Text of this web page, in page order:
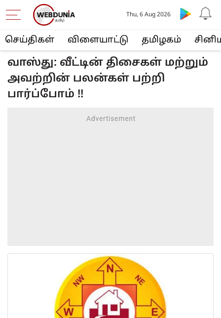
செய்திகள் விளையா‌ட்டு த‌மிழக‌ம்
Thu, 6 Aug 2026
வாஸ்து: வீட்டின் திசைகள் மற்றும்
அவற்றின் பலன்கள் பற்றி
பார்ப்போம் !!